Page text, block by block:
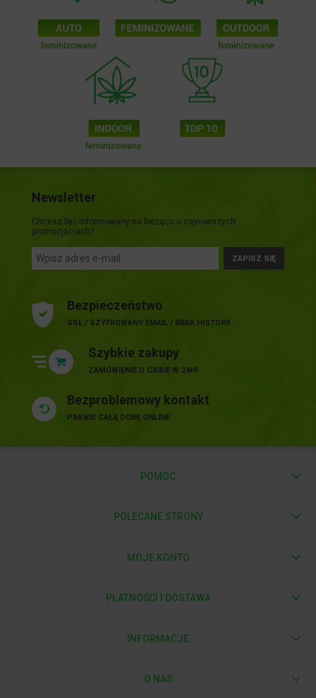
Newsletter
Chcesz być informowany na bieżąco o najnowszych
promocjacjach?
ZAPISZ SIĘ
Bezpieczeństwo
SSL / SZYFROWANY EMAIL / BRAK HISTORII
Szybkie zakupy
ZAMÓWIENIE U CIEBIE W 24H!
Bezproblemowy kontakt
PRAWIE CAŁĄ DOBĘ ONLINE
POMOC
POLECANE STRONY
MOJE KONTO
PŁATNOŚCI I DOSTAWA
INFORMACJE
O NAS